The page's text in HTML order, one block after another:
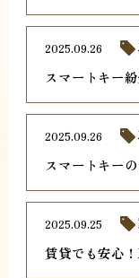
スマートキー
2025.09.26
スマートキー
2025.09.26
賃貸でも安心
2025.09.25